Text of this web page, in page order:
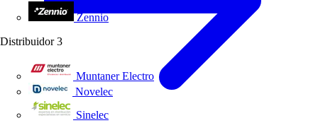
Zennio
Distribuidor 3
Muntaner Electro
Novelec
Sinelec